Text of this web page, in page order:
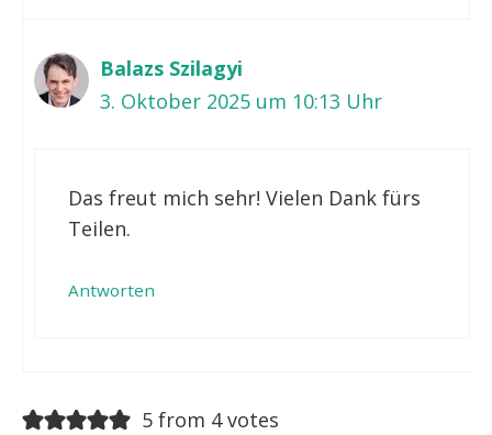
Balazs Szilagyi
3. Oktober 2025 um 10:13 Uhr
Das freut mich sehr! Vielen Dank fürs
Teilen.
Antworten
5 from 4 votes